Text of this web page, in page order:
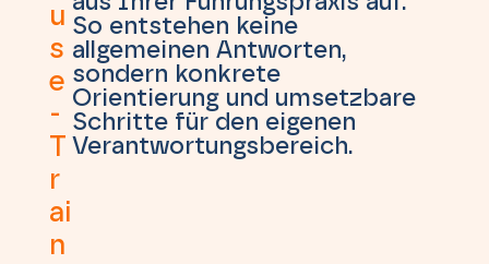
u
s
e
-
r
ai
n
So entstehen keine
allgemeinen Antworten,
sondern konkrete
Orientierung und umsetzbare
Schritte für den eigenen
Verantwortungsbereich.